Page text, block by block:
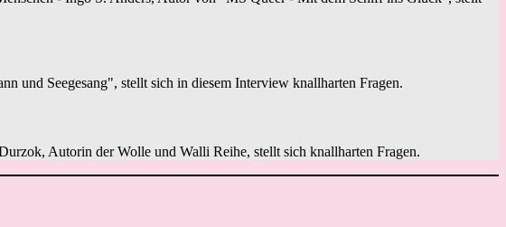
und Seegesang", stellt sich in diesem Interview knallharten Fragen.
Autorin der Wolle und Walli Reihe, stellt sich knallharten Fragen.